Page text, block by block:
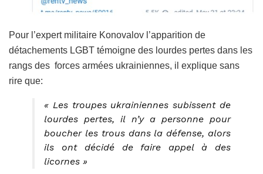
Pour l’expert militaire Konovalov l’apparition de
détachements LGBT témoigne des lourdes pertes dans les
rangs des forces armées ukrainiennes, il explique sans
rire que:
« Les troupes ukrainiennes subissent de
lourdes pertes, il n’y a personne pour
boucher les trous dans la défense, alors
ils ont décidé de faire appel à des
licornes »